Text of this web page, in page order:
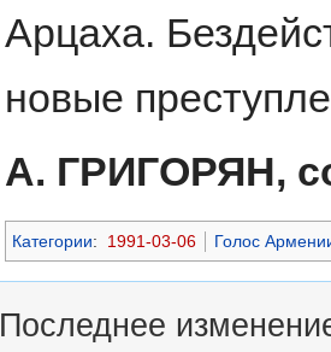
Арцаха.
новые
А. ГРИГОРЯН,
Категории: 1991-03-06 Голос
Последнее